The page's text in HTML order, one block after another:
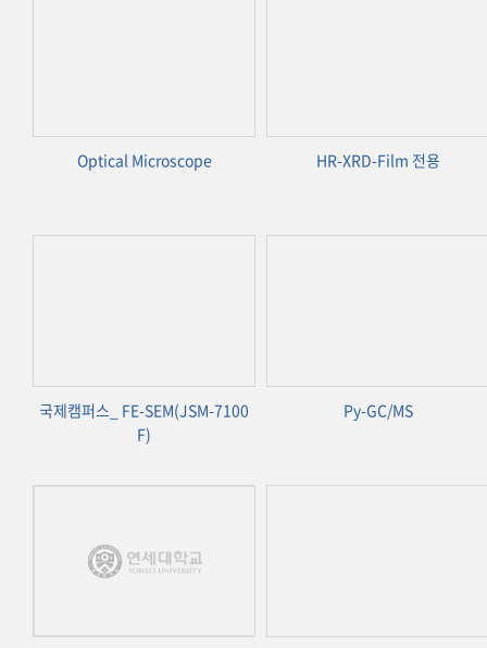
Optical Microscope HR-XRD-Film 전용
국제캠퍼스_ FE-SEM(JSM-7100
F)
Py-GC/MS